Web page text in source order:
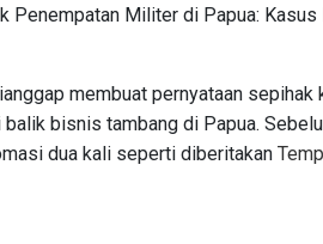
Penempatan Militer di Papua: Kasus
membuat pernyataan sepihak
balik bisnis tambang di Papua.
dua kali seperti diberitakan